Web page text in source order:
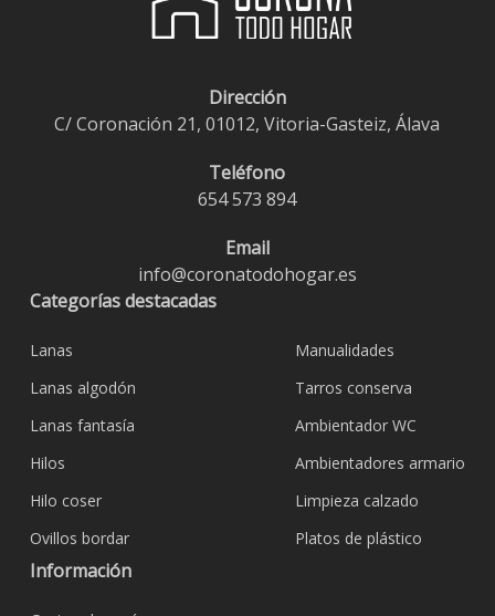
Dirección
C/ Coronación 21, 01012, Vitoria-Gasteiz, Álava
Teléfono
654 573 894
Email
info@coronatodohogar.es
Categorías destacadas
Lanas
Lanas algodón
Lanas fantasía
Hilos
Hilo coser
Ovillos bordar
Manualidades
Tarros conserva
Ambientador WC
Ambientadores armario
Limpieza calzado
Platos de plástico
Información